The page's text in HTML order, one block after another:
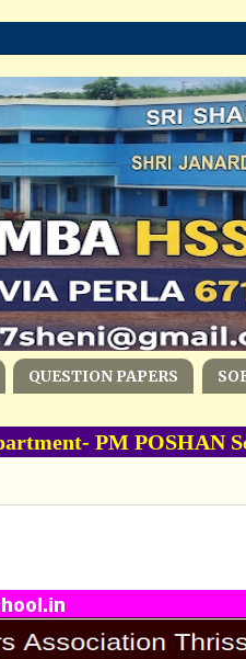
QUESTION PAPERS
PM